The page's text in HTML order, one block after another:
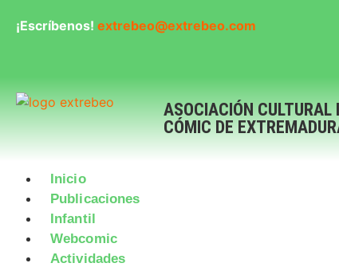
¡Escríbenos! extrebeo@extrebeo.com
ASOCIACIÓN CULTURAL
CÓMIC DE
Inicio
Publicaciones
Infantil
Webcomic
Actividades